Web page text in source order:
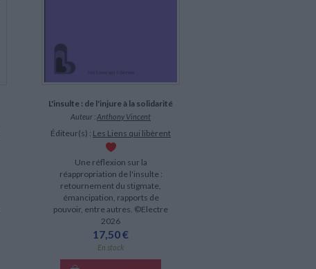
L'insulte : de l'injure à la solidarité
Auteur : Anthony Vincent
Éditeur(s) : Les Liens qui libèrent
Une réflexion sur la
réappropriation de l'insulte :
retournement du stigmate,
émancipation, rapports de
pouvoir, entre autres. ©Electre
2026
17,50 €
En stock